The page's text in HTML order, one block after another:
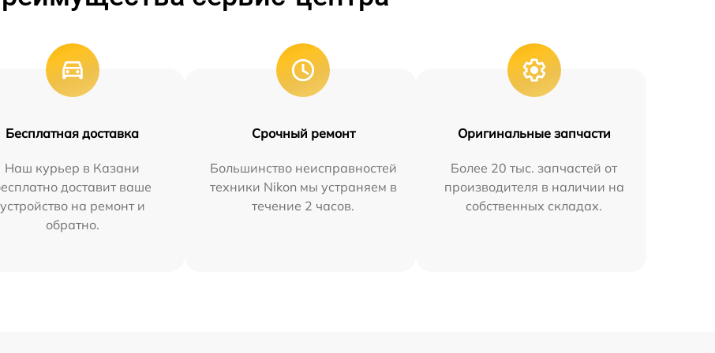
Бесплатная доставка
Наш курьер в Казани
доставит ваше
устройство на ремонт и
обратно.
Срочный ремонт
Большинство неисправностей
техники Nikon мы устраняем в
течение 2 часов.
Оригинальные запчасти
Более 20 тыс. запчастей от
производителя в наличии на
собственных складах.